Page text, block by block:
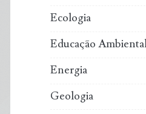
Ecologia
Educação
Energia
Geologia